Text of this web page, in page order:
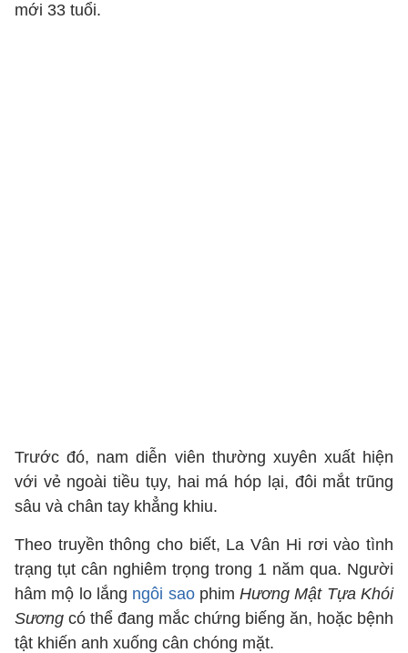
mới 33 tuổi.
Trước đó, nam diễn viên thường xuyên xuất hiện
với vẻ ngoài tiều tụy, hai má hóp lại, đôi mắt trũng
sâu và chân tay khẳng khiu.
Theo truyền thông cho biết, La Vân Hi rơi vào tình
trạng tụt cân nghiêm trọng trong 1 năm qua. Người
hâm mộ lo lắng ngôi saophimHương Mật Tựa Khói
Sương có thể đang mắc chứng biếng ăn, hoặc bệnh
tật khiến anh xuống cân chóng mặt.